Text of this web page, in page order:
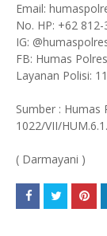
Email:
No. HP: +62
IG:
FB: Humas
Layanan Polisi:
Sumber : Humas
1022/VII/
( Darmayani )